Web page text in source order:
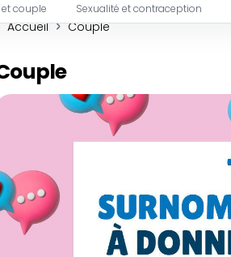
couple Sexualité et contraception
Accueil Couple